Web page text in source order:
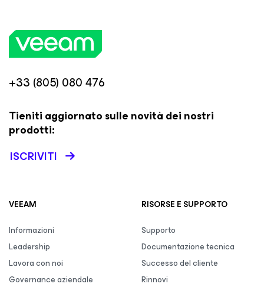
+33 (805) 080 476
Tieniti aggiornato sulle novità dei nostri
prodotti:
ISCRIVITI
VEEAM
Informazioni
Leadership
Lavora con noi
Governance aziendale
RISORSE E SUPPORTO
Supporto
Documentazione tecnica
Successo del cliente
Rinnovi